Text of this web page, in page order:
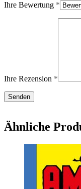
Ihre Bewertung *
Ihre Rezension *
Ähnliche